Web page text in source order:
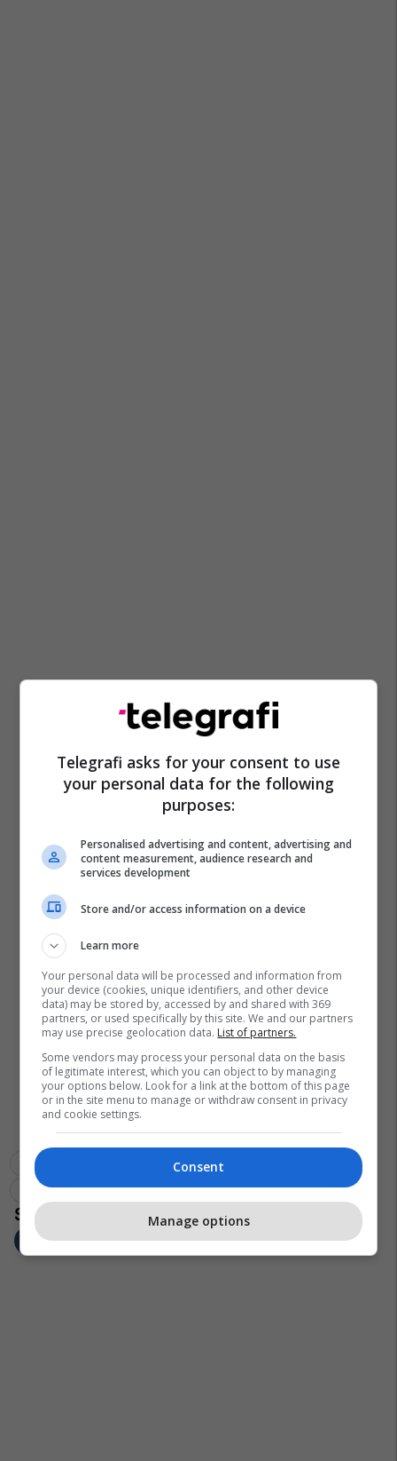
Eredivisie Noa Lang
Serie A
Telegrafi asks for your consent to use
your personal data for the following
purposes:
Personalised advertising and content, advertising and
content measurement, audience research and
services development
Store and/or access information on a device
Learn more
Your personal data will be processed and information from
your device (cookies, unique identifiers, and other device
data) may be stored by, accessed by and shared with 369
partners, or used specifically by this site. We and our partners
may use precise geolocation data. List of partners.
Some vendors may process your personal data on the basis
of legitimate interest, which you can object to by managing
your options below. Look for a link at the bottom of this page
or in the site menu to manage or withdraw consent in privacy
and cookie settings.
Consent
Manage options